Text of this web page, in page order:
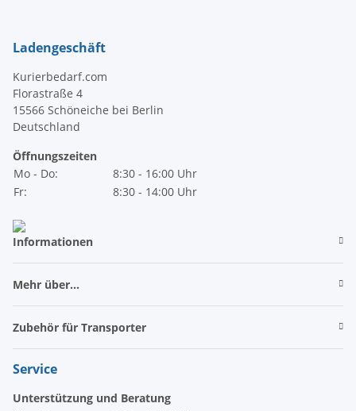
Ladengeschäft
Kurierbedarf.com
Florastraße 4
15566 Schöneiche bei Berlin
Deutschland
Öffnungszeiten
Mo - Do:
8:30 - 16:00 Uhr
Fr:
8:30 - 14:00 Uhr
Informationen
Mehr über...
Zubehör für Transporter
Service
Unterstützung und Beratung